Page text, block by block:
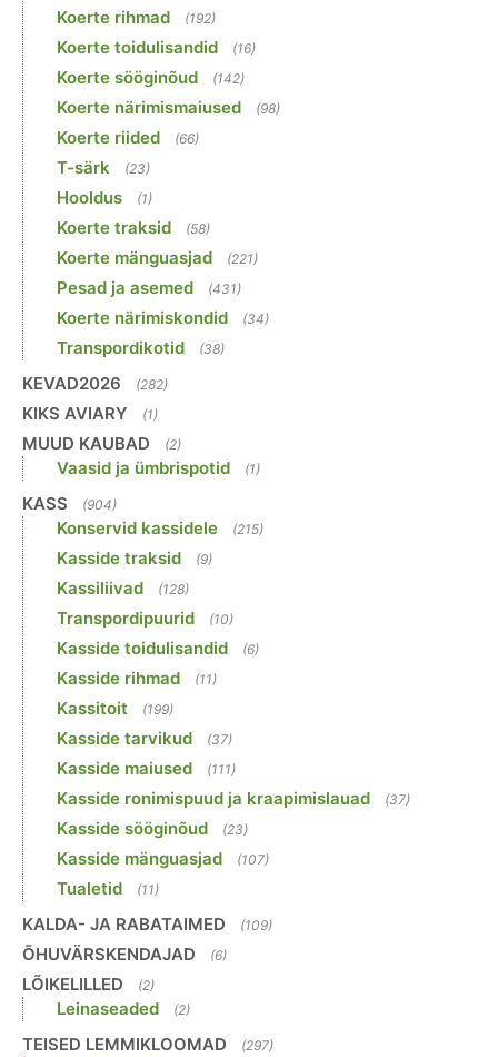
Koerte rihmad (192)
Koerte toidulisandid (16)
Koerte sööginõud (142)
Koerte närimismaiused (98)
Koerte riided (66)
T-särk (23)
Hooldus (1)
Koerte traksid (58)
Koerte mänguasjad (221)
Pesad ja asemed (431)
Koerte närimiskondid (34)
Transpordikotid (38)
KEVAD2026 (282)
KIKS AVIARY (1)
MUUD KAUBAD (2)
Vaasid ja ümbrispotid (1)
KASS (904)
Konservid kassidele (215)
Kasside traksid (9)
Kassiliivad (128)
Transpordipuurid (10)
Kasside toidulisandid (6)
Kasside rihmad (11)
Kassitoit (199)
Kasside tarvikud (37)
Kasside maiused (111)
Kasside ronimispuud ja kraapimislauad (37)
Kasside sööginõud (23)
Kasside mänguasjad (107)
Tualetid (11)
KALDA- JA RABATAIMED (109)
ÕHUVÄRSKENDAJAD (6)
LÕIKELILLED (2)
Leinaseaded (2)
TEISED LEMMIKLOOMAD (297)